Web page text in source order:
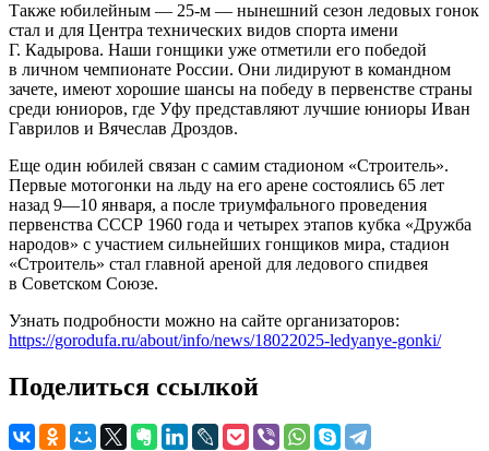
Также юбилейным — 25-м — нынешний сезон ледовых гонок
стал и для Центра технических видов спорта имени
Г. Кадырова. Наши гонщики уже отметили его победой
в личном чемпионате России. Они лидируют в командном
зачете, имеют хорошие шансы на победу в первенстве страны
среди юниоров, где Уфу представляют лучшие юниоры Иван
Гаврилов и Вячеслав Дроздов.
Еще один юбилей связан с самим стадионом «Строитель».
Первые мотогонки на льду на его арене состоялись 65 лет
назад 9—10 января, а после триумфального проведения
первенства СССР 1960 года и четырех этапов кубка «Дружба
народов» с участием сильнейших гонщиков мира, стадион
«Строитель» стал главной ареной для ледового спидвея
в Советском Союзе.
Узнать подробности можно на сайте организаторов:
https://gorodufa.ru/about/info/news/18022025-ledyanye-gonki/
Поделиться ссылкой